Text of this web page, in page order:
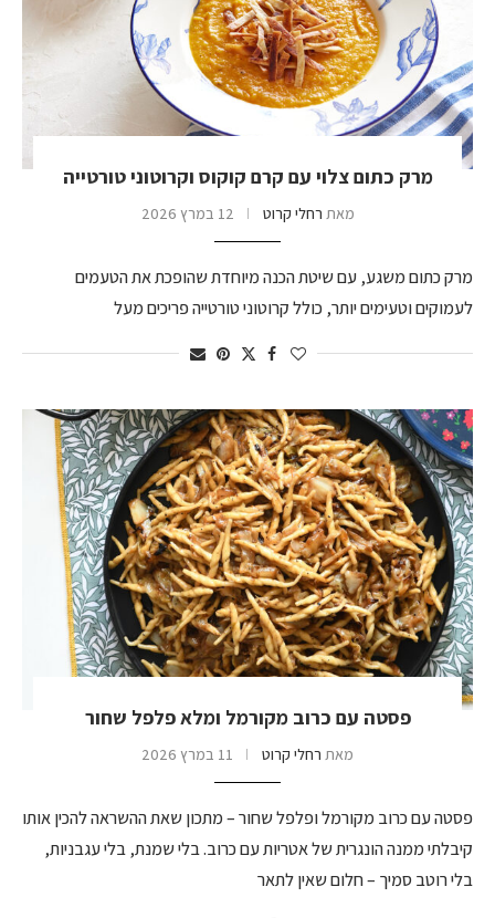
מרק כתום צלוי עם קרם קוקוס וקרוטוני טורטייה
מאת רחלי קרוט 12 במרץ 2026
מרק כתום משגע, עם שיטת הכנה מיוחדת שהופכת את הטעמים
לעמוקים וטעימים יותר, כולל קרוטוני טורטייה פריכים מעל
פסטה עם כרוב מקורמל ומלא פלפל שחור
מאת רחלי קרוט 11 במרץ 2026
פסטה עם כרוב מקורמל ופלפל שחור – מתכון שאת ההשראה להכין אותו
קיבלתי ממנה הונגרית של אטריות עם כרוב. בלי שמנת, בלי עגבניות,
בלי רוטב סמיך – חלום שאין לתאר